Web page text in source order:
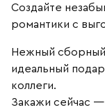
Создайте
романтики с
Нежный
идеальный
коллеги.
Закажи сейчас